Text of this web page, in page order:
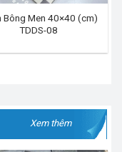
Bông Men 40×40 (cm)
TDDS-08
Xem thêm